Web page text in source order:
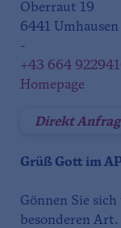
Oberraut 19
6441 Umhausen
-
+43 664
Homepage
Direkt
Grüß Gott im
Gönnen Sie
besonderen